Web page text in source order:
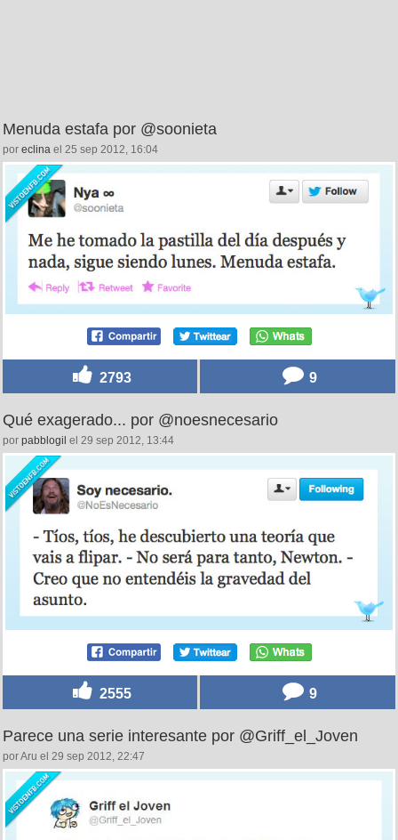
Menuda estafa por @soonieta
por eclina el 25 sep 2012, 16:04
2793 9
Qué exagerado... por @noesnecesario
por pabblogil el 29 sep 2012, 13:44
2555 9
Parece una serie interesante por @Griff_el_Joven
por Aru el 29 sep 2012, 22:47